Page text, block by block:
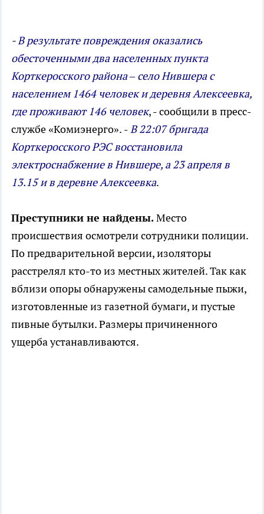
-В результате повреждения оказались
обесточенными два населенных пункта
Корткеросского района – село Нившера с
населением 1464 человек и деревня Алексеевка,
где проживают 146 человек, - сообщили в пресс-
службе «Комиэнерго». -В 22:07 бригада
Корткеросского РЭС восстановила
электроснабжение в Нившере, а 23 апреля в
13.15 и в деревне Алексеевка.
Преступники не найдены.Место
происшествия осмотрели сотрудники полиции.
По предварительной версии, изоляторы
расстрелял кто-то из местных жителей. Так как
вблизи опоры обнаружены самодельные пыжи,
изготовленные из газетной бумаги, и пустые
пивные бутылки. Размеры причиненного
ущерба устанавливаются.